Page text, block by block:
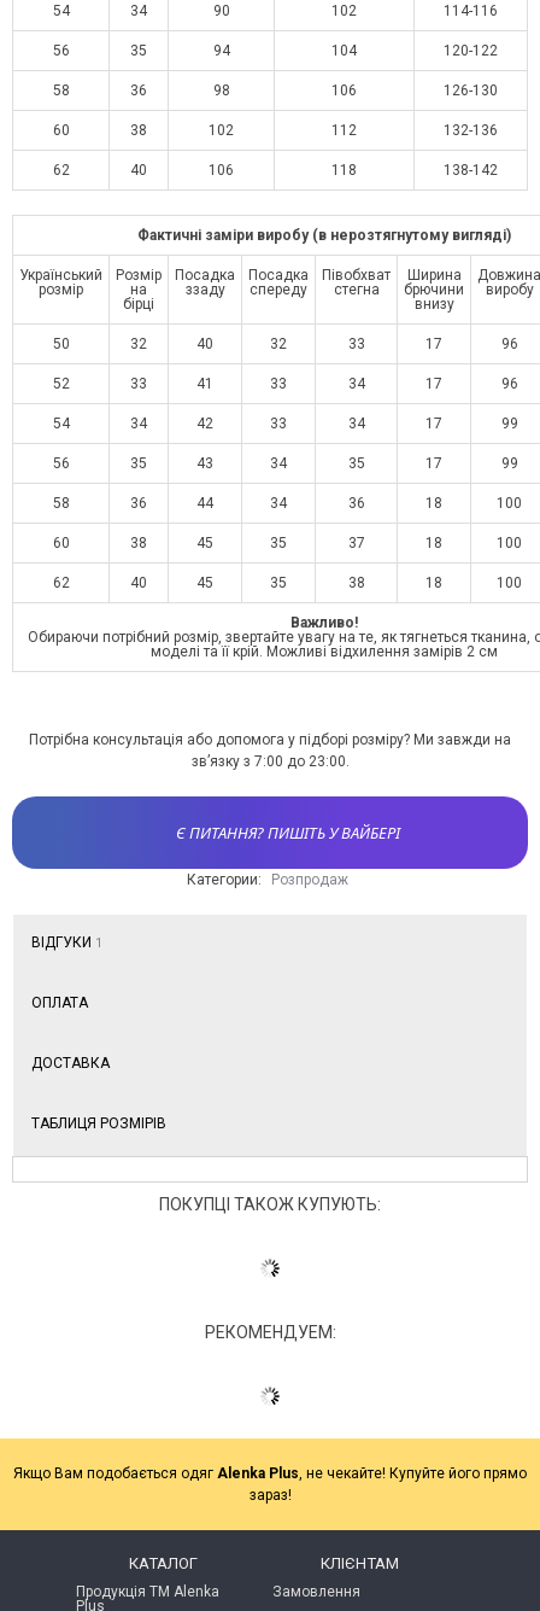
54 34 90 102 114-116
56 35 94 104 120-122
58 36 98 106 126-130
60 38 102 112 132-136
62 40 106 118 138-142
Фактичні заміри виробу (в нерозтягнутому вигляді)
Український
розмір
Розмір
на
бірці
Посадка
ззаду
Посадка
спереду
Півобхват
стегна
Ширина
брючини
внизу
Довжина
виробу
50 32 40 32 33 17 96
52 33 41 33 34 17 96
54 34 42 33 34 17 99
56 35 43 34 35 17 99
58 36 44 34 36 18 100
60 38 45 35 37 18 100
62 40 45 35 38 18 100
Важливо!
Обираючи потрібний розмір, звертайте увагу на те, як тягнеться тканина,
моделі та її крій. Можливі відхилення замірів 2 см
Потрібна консультація або допомога у підборі розміру? Ми завжди на
зв’язку з 7:00 до 23:00.
Є ПИТАННЯ? ПИШІТЬ У ВАЙБЕРІ
Категории: Розпродаж
ВІДГУКИ 1
ОПЛАТА
ДОСТАВКА
ТАБЛИЦЯ РОЗМІРІВ
ПОКУПЦІ ТАКОЖ КУПУЮТЬ:
РЕКОМЕНДУЕМ:
Якщо Вам подобається одяг Alenka Plus , не чекайте! Купуйте його прямо
зараз!
КАТАЛОГ
Продукція ТМ Alenka
Plus
КЛІЄНТАМ
Замовлення